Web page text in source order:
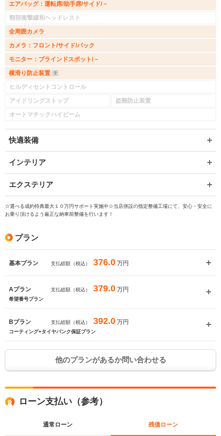
エアバッグ：運転席/助手席/サイド/－
頸部衝撃緩和ヘッドレスト
全周囲カメラ
カメラ：フロント/サイド/バック
モニター：ブラインドスポット/－
横滑り防止装置
ヒルディセントコントロール
アイドリングストップ
盗難防止装置
オートマチックハイビーム
快適装備
インテリア
エクステリア
☆選べる成約特典最大１０万円サポート実施中☆当店併設の指定整備工場にて、安心・安全に
お乗り頂けるよう厳正な納車前整備を行います！
プラン
基本プラン 支払総額（税込） 376.0 万円
Aプラン 支払総額（税込） 379.0 万円
希望番号プラン
Bプラン 支払総額（税込） 392.0 万円
コーティング+タイヤパンク保証プラン
他のプランがあるか問い合わせる
ローン支払い（参考）
通常ローン 残価ローン
入力途中の情報を保存しますか？
※次回問い合わせをする際に自動入力されます
※保存された情報は 90 日で破棄されます